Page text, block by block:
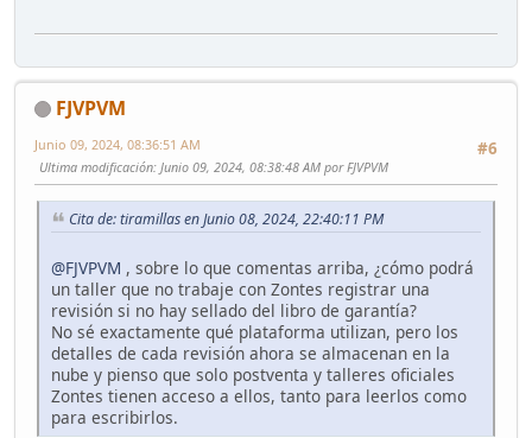
FJVPVM
#6
Junio 09, 2024, 08:36:51 AM
Ultima modificación: Junio 09, 2024, 08:38:48 AM por FJVPVM
Cita de: tiramillas en Junio 08, 2024, 22:40:11 PM
@FJVPVM , sobre lo que comentas arriba, ¿cómo podrá
un taller que no trabaje con Zontes registrar una
revisión si no hay sellado del libro de garantía?
No sé exactamente qué plataforma utilizan, pero los
detalles de cada revisión ahora se almacenan en la
nube y pienso que solo postventa y talleres oficiales
Zontes tienen acceso a ellos, tanto para leerlos como
para escribirlos.